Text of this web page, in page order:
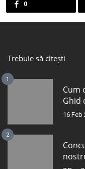
0
Trebuie să citești
1
Cum
Ghid
16 Feb
2